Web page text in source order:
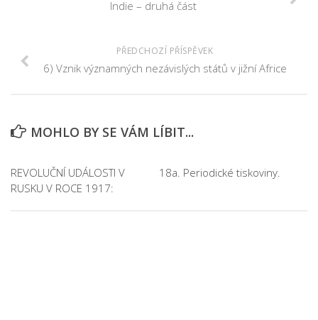
Indie – druhá část
PŘEDCHOZÍ PŘÍSPĚVEK
6) Vznik významných nezávislých států v jižní Africe
MOHLO BY SE VÁM LÍBIT...
REVOLUČNÍ UDÁLOSTI V
RUSKU V ROCE 1917:
18a. Periodické tiskoviny.